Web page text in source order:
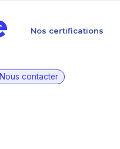
Nos certifications
Nous contacter